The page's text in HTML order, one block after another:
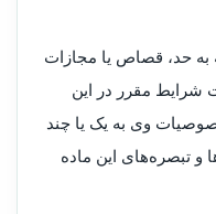
که به حد، قصاص یا مجازات
شرایط مقرر در این
وی به یک یا چند
و تبصره‌های این ماده